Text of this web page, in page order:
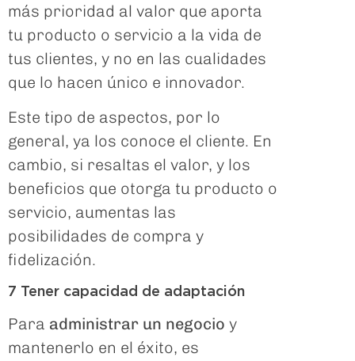
más prioridad al valor que aporta
tu producto o servicio a la vida de
tus clientes, y no en las cualidades
que lo hacen único e innovador.
Este tipo de aspectos, por lo
general, ya los conoce el cliente. En
cambio, si resaltas el valor, y los
beneficios que otorga tu producto o
servicio, aumentas las
posibilidades de compra y
fidelización.
7 Tener capacidad de adaptación
Para administrar un negocio y
mantenerlo en el éxito, es